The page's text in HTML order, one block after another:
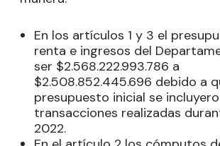
En los artículos 1 y 3 el
renta e ingresos del
ser $2.568.222.993.786 a
$2.508.852.445.696 debido a
presupuesto inicial se
transacciones realizadas
2022.